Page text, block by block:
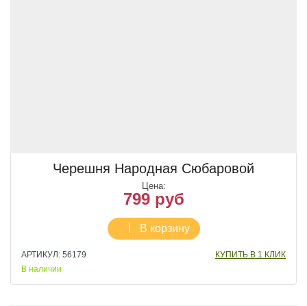
Черешня Народная Сюбаровой
Цена:
799 руб
В корзину
АРТИКУЛ: 56179
КУПИТЬ В 1 КЛИК
В наличии